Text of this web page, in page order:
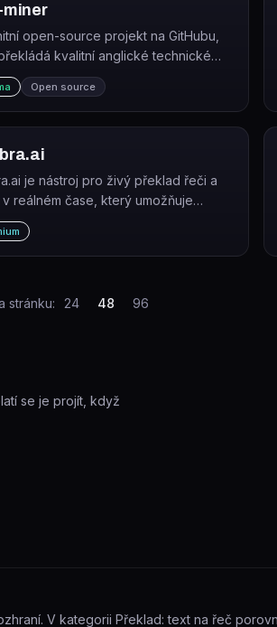
open-source projekt na GitHubu,
kvalitní anglické technické
do čínštiny pro vývojáře a IT
Open source
je nástroj pro živý překlad řeči a
reálném čase, který umožňuje
tlumočení hovorů, streamů a
s podporou klonování hlasu.
stránku: 24 48 96
se je projít, když
V kategorii Překlad: text na řeč